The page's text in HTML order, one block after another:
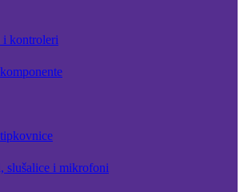
i kontroleri
slušalice i mikrofoni